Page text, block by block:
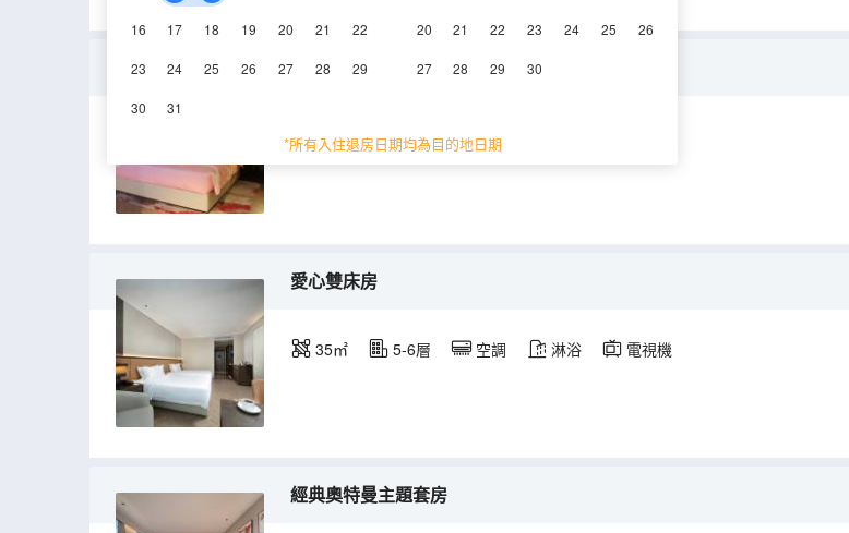
16 17 18 19 20 21 22
23 24 25 26 27 28 29
30 31
20 21 22 23 24 25 26
27 28 29 30
*所有入住退房日期均為目的地日期
櫻桃小丸子主題套房
80㎡ 9-10層 空調
愛心雙床房
35㎡ 5-6層 空調 淋浴 電視機
經典奧特曼主題套房